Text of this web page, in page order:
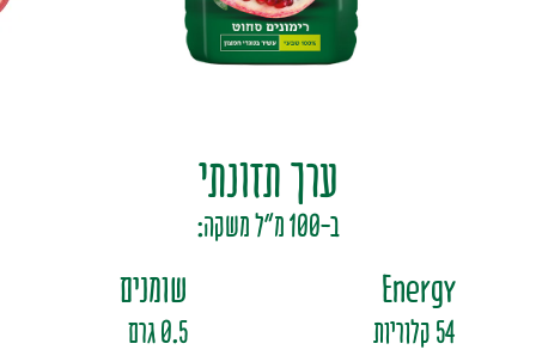
ערך תזונתי
ב-100 מ"ל משקה:
Energy
54 קלוריות
שומנים
0.5 גרם